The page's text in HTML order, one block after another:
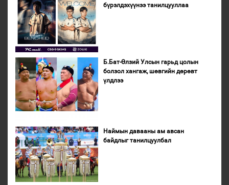
бүрэлдэхүүнээ танилцууллаа
Б.Бат-Өлзий Улсын гарьд цолын
болзол хангаж, шөвгийн дөрөвт
үлдлээ
Наймын давааны ам авсан
байдлыг танилцуулбал